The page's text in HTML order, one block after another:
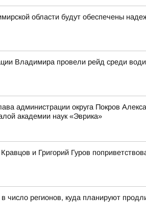
области будут обеспечены
Владимира провели рейд среди
администрации округа Покров
академии наук «Эврика»
и Григорий Гуров
число регионов, куда планируют